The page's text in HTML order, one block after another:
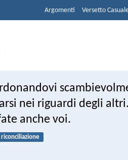
Argomenti Versetto
nei riguardi degli
anche voi.
riconciliazione